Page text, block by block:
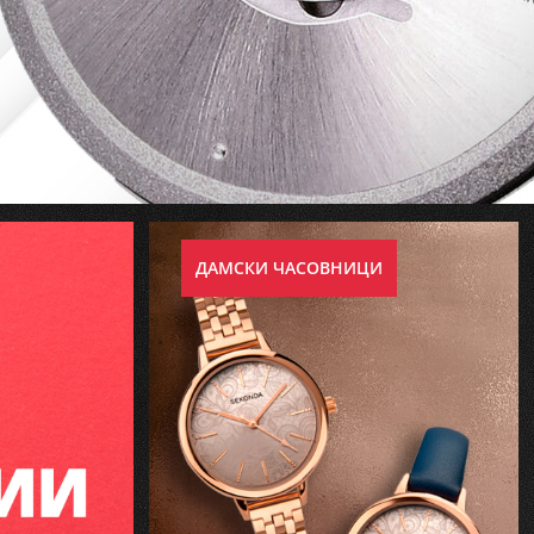
ДАМСКИ ЧАСОВНИЦИ